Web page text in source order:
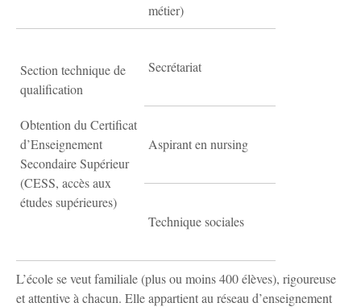
métier)
Section technique de
qualification
Obtention du Certificat
d’Enseignement
Secondaire Supérieur
(CESS, accès aux
études supérieures)
Secrétariat
Aspirant en nursing
Technique sociales
L’école se veut familiale (plus ou moins 400 élèves), rigoureuse
et attentive à chacun. Elle appartient au réseau d’enseignement